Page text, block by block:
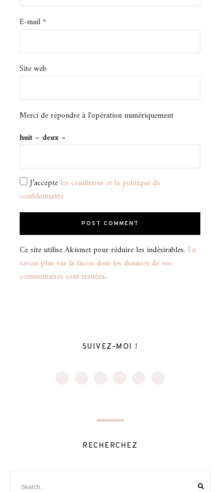
E-mail*
Site web
Merci de répondre à l'opération numériquement
huit − deux =
J’accepte les conditions et la politique de
confidentialité
Ce site utilise Akismet pour réduire les indésirables. En
savoir plus sur la façon dont les données de vos
commentaires sont traitées.
SUIVEZ-MOI !
RECHERCHEZ